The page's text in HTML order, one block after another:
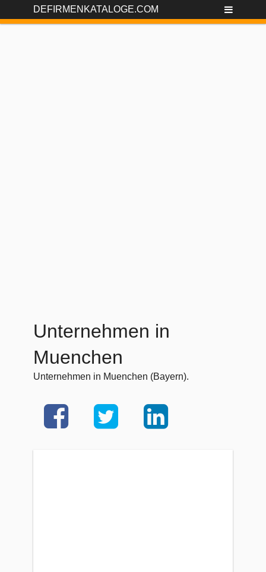
DEFIRMENKATALOGE.COM
Unternehmen in
Muenchen
Unternehmen in Muenchen (Bayern).